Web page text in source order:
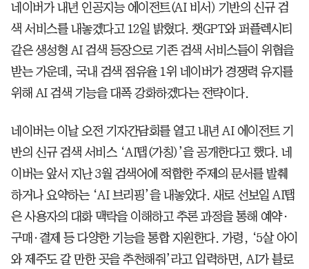
네이버가 내년 인공지능 에이전트(AI 비서) 기반의 신규 검
색 서비스를 내놓겠다고 12일 밝혔다. 챗GPT와 퍼플렉시티
같은 생성형 AI 검색 등장으로 기존 검색 서비스들이 위협을
받는 가운데, 국내 검색 점유율 1위 네이버가 경쟁력 유지를
위해 AI 검색 기능을 대폭 강화하겠다는 전략이다.
네이버는 이날 오전 기자간담회를 열고 내년 AI 에이전트 기
반의 신규 검색 서비스 ‘AI탭(가칭)’을 공개한다고 했다. 네
이버는 앞서 지난 3월 검색어에 적합한 주제의 문서를 발췌
하거나 요약하는 ‘AI 브리핑’을 내놓았다. 새로 선보일 AI탭
은 사용자의 대화 맥락을 이해하고 추론 과정을 통해 예약·
구매·결제 등 다양한 기능을 통합 지원한다. 가령, ‘5살 아이
와 제주도 갈 만한 곳을 추천해줘’라고 입력하면, AI가 블로